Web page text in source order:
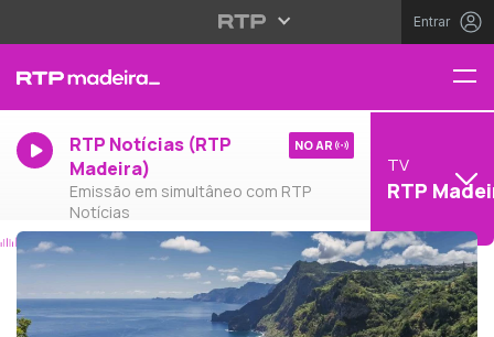
Entrar
RTP Notícias (RTP
Madeira)
Emissão em simultâneo com RTP
Notícias
NO AR
TV
RTP